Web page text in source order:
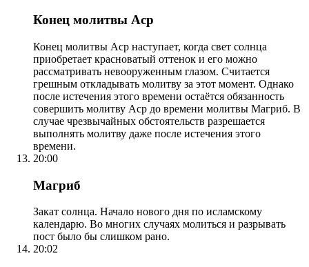
Конец молитвы Аср
Конец молитвы Аср наступает, когда свет солнца
приобретает красноватый оттенок и его можно
рассматривать невооруженным глазом. Считается
грешным откладывать молитву за этот момент. Однако
после истечения этого времени остаётся обязанность
совершить молитву Аср до времени молитвы Магриб. В
случае чрезвычайных обстоятельств разрешается
выполнять молитву даже после истечения этого
времени.
20:00
Магриб
Закат солнца. Начало нового дня по исламскому
календарю. Во многих случаях молиться и разрывать
пост было бы слишком рано.
20:02